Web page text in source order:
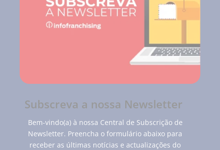
Subscreva a nossa Newsletter
Bem-vindo(a) à nossa Central de Subscrição de
Newsletter. Preencha o formulário abaixo para
receber as últimas notícias e actualizações do